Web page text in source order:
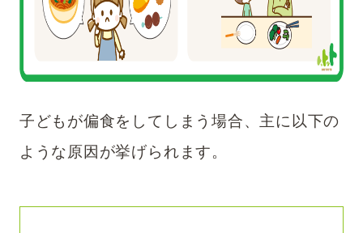
子どもが偏食をしてしまう場合、主に以下の
ような原因が挙げられます。